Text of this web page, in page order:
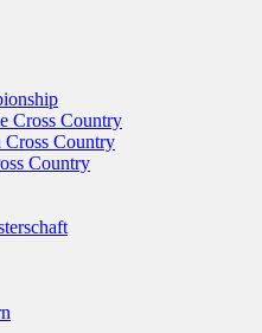
Cross Country
Country
Country